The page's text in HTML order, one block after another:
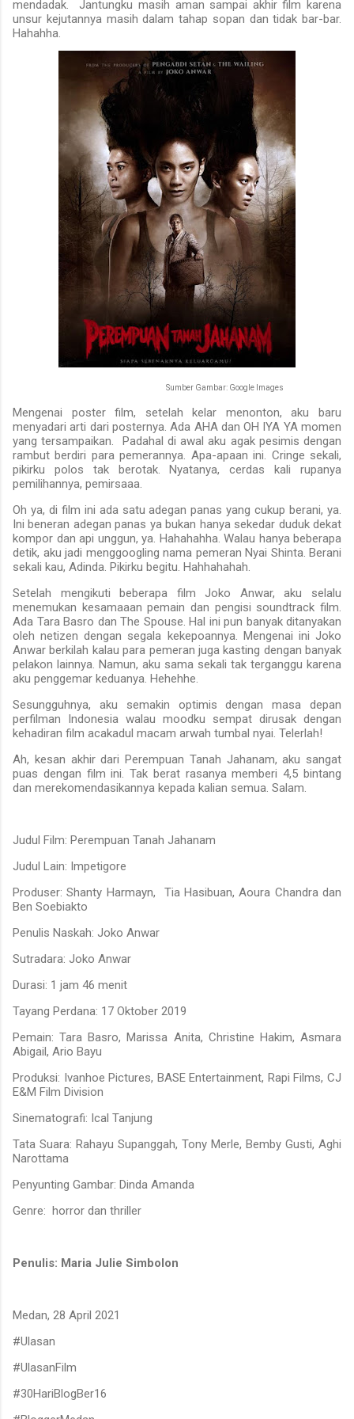
mendadak. Jantungku masih aman sampai akhir film karena
unsur kejutannya masih dalam tahap sopan dan tidak bar-bar.
Hahahha.
Sumber Gambar: Google Images
Mengenai poster film, setelah kelar menonton, aku baru
menyadari arti dari posternya. Ada AHA dan OH IYA YA momen
yang tersampaikan. Padahal di awal aku agak pesimis dengan
rambut berdiri para pemerannya. Apa-apaan ini. Cringe sekali,
pikirku polos tak berotak. Nyatanya, cerdas kali rupanya
pemilihannya, pemirsaaa.
Oh ya, di film ini ada satu adegan panas yang cukup berani, ya.
Ini beneran adegan panas ya bukan hanya sekedar duduk dekat
kompor dan api unggun, ya. Hahahahha. Walau hanya beberapa
detik, aku jadi menggoogling nama pemeran Nyai Shinta. Berani
sekali kau, Adinda. Pikirku begitu. Hahhahahah.
Setelah mengikuti beberapa film Joko Anwar, aku selalu
menemukan kesamaaan pemain dan pengisi soundtrack film.
Ada Tara Basro dan The Spouse. Hal ini pun banyak ditanyakan
oleh netizen dengan segala kekepoannya. Mengenai ini Joko
Anwar berkilah kalau para pemeran juga kasting dengan banyak
pelakon lainnya. Namun, aku sama sekali tak terganggu karena
aku penggemar keduanya. Hehehhe.
Sesungguhnya, aku semakin optimis dengan masa depan
perfilman Indonesia walau moodku sempat dirusak dengan
kehadiran film acakadul macam arwah tumbal nyai. Telerlah!
Ah, kesan akhir dari Perempuan Tanah Jahanam, aku sangat
puas dengan film ini. Tak berat rasanya memberi 4,5 bintang
dan merekomendasikannya kepada kalian semua. Salam.
Judul Film: Perempuan Tanah Jahanam
Judul Lain: Impetigore
Produser: Shanty Harmayn,
Tia Hasibuan, Aoura Chandra dan
Ben Soebiakto
Penulis Naskah: Joko Anwar
Sutradara: Joko Anwar
Durasi: 1 jam 46 menit
Tayang Perdana: 17 Oktober 2019
Pemain: Tara Basro, Marissa Anita, Christine Hakim, Asmara
Abigail, Ario Bayu
Produksi: Ivanhoe Pictures, BASE Entertainment, Rapi Films, CJ
E&M Film Division
Sinematografi: Ical Tanjung
Tata Suara: Rahayu Supanggah, Tony Merle, Bemby Gusti, Aghi
Narottama
Penyunting Gambar: Dinda Amanda
Genre: horror dan thriller
Penulis: Maria Julie Simbolon
Medan, 28 April 2021
#Ulasan
#UlasanFilm
#30HariBlogBer16